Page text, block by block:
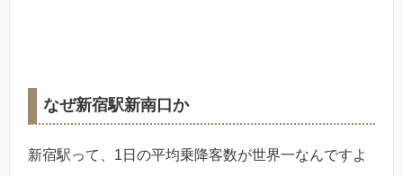
なぜ新宿駅新南口か
新宿駅って、1日の平均乗降客数が世界一なんですよ